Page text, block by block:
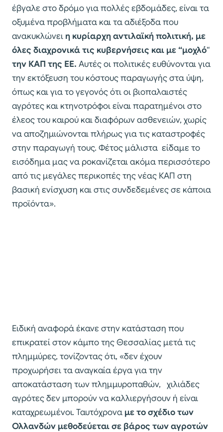
έβγαλε στο δρόμο για πολλές εβδομάδες, είναι τα
οξυμένα προβλήματα και τα αδιέξοδα που
ανακυκλώνει η κυρίαρχη αντιλαϊκή πολιτική, με
όλες διαχρονικά τις κυβερνήσεις και με “μοχλό“
την ΚΑΠ της ΕΕ. Αυτές οι πολιτικές ευθύνονται για
την εκτόξευση του κόστους παραγωγής στα ύψη,
όπως και για το γεγονός ότι οι βιοπαλαιστές
αγρότες και κτηνοτρόφοι είναι παρατημένοι στο
έλεος του καιρού και διαφόρων ασθενειών, χωρίς
να αποζημιώνονται πλήρως για τις καταστροφές
στην παραγωγή τους. Φέτος μάλιστα είδαμε το
εισόδημα μας να ροκανίζεται ακόμα περισσότερο
από τις μεγάλες περικοπές της νέας ΚΑΠ στη
βασική ενίσχυση και στις συνδεδεμένες σε κάποια
προϊόντα».
Ειδική αναφορά έκανε στην κατάσταση που
επικρατεί στον κάμπο της Θεσσαλίας μετά τις
πλημμύρες, τονίζοντας ότι, «δεν έχουν
προχωρήσει τα αναγκαία έργα για την
αποκατάσταση των πλημμυροπαθών, χιλιάδες
αγρότες δεν μπορούν να καλλιεργήσουν ή είναι
καταχρεωμένοι. Ταυτόχρονα με το σχέδιο των
Ολλανδών μεθοδεύεται σε βάρος των αγροτών